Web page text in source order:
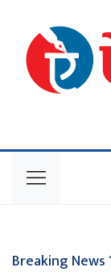
Breaking News